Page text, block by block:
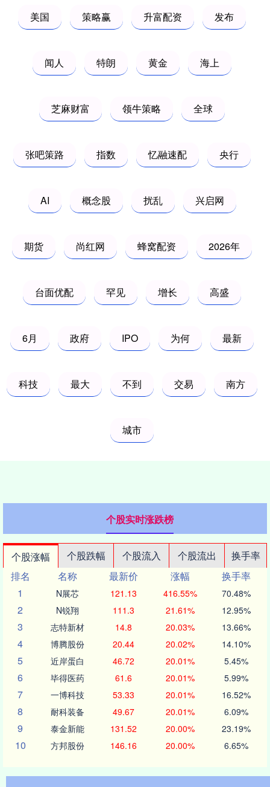
美国 策略赢 升富配资 发布
闻人 特朗 黄金 海上
芝麻财富 领牛策略 全球
张吧策路 指数 忆融速配 央行
AI 概念股 扰乱 兴启网
期货 尚红网 蜂窝配资 2026年
台面优配 罕见 增长 高盛
6月 政府 IPO 为何 最新
科技 最大 不到 交易 南方
城市
个股实时涨跌榜
个股涨幅 个股跌幅 个股流入 个股流出
换手率
排名
名称 最新价 涨幅
换手率
1
N展芯 121.13 416.55% 70.48%
2 N锐翔 111.3 21.61% 12.95%
3 志特新材 14.8 20.03% 13.66%
4 博腾股份 20.44 20.02% 14.10%
5 近岸蛋白 46.72 20.01% 5.45%
6 毕得医药 61.6 20.01% 5.99%
7 一博科技 53.33 20.01% 16.52%
8 耐科装备 49.67 20.01% 6.09%
9 泰金新能 131.52 20.00% 23.19%
10 方邦股份 146.16 20.00% 6.65%